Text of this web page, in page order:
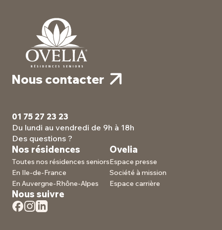
Nous contacter
01 75 27 23 23
Du lundi au vendredi de 9h à 18h
Des questions ?
Nos résidences
Toutes nos résidences seniors
En Ile-de-France
En Auvergne-Rhône-Alpes
Ovelia
Espace presse
Société à mission
Espace carrière
Nous suivre